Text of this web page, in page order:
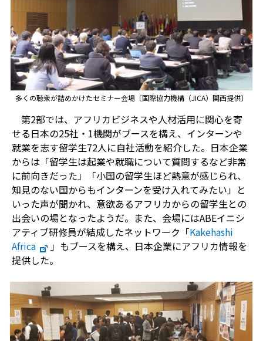
多くの聴衆が詰めかけたセミナー会場〔国際協力機構（JICA）関西提供〕
第2部では、アフリカビジネスや人材活用に関心を寄
せる日本の25社・1機関がブースを構え、インターンや
就業を志す留学生72人に自社活動を紹介した。日本企業
からは「留学生は起業や就職について質問するなど非常
に前向きだった」「小国の留学生ほど熱意が感じられ、
知見のない国からもインターンを受け入れてみたい」と
いった声が聞かれ、意欲あるアフリカからの留学生との
出会いの場となったようだ。また、会場にはABEイニシ
アティブ研修員が結成したネットワーク「Kakehashi
Africa
」もブースを構え、日本企業にアフリカ情報を
提供した。